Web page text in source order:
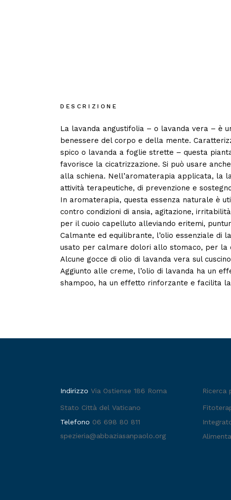
DESCRIZIONE
La lavanda angustifolia – o lavanda vera – è
benessere del corpo e della mente.
spico o lavanda a foglie strette – questa
favorisce la cicatrizzazione. Si può usare
alla schiena. Nell’aromaterapia applicata, la
attività terapeutiche, di prevenzione e
In aromaterapia, questa essenza naturale è
contro condizioni di ansia, agitazione,
per il cuoio capelluto alleviando eritemi,
Calmante ed equilibrante, l’olio essenziale
usato per calmare dolori allo stomaco, per la
Alcune gocce di olio di lavanda vera sul
Aggiunto alle creme, l’olio di lavanda ha un
shampoo, ha un effetto rinforzante e facilita
Indirizzo Via Ostiense 186 Roma
Stato Città del Vaticano
Telefono 06 698 80 811
spezieria@abbaziasanpaolo.org
Ricerca